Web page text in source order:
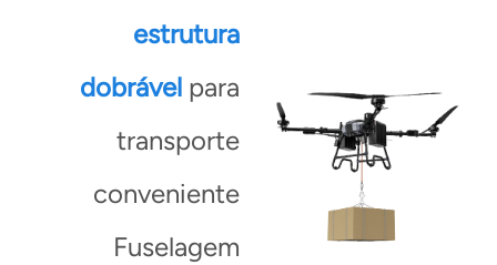
estrutura
dobrável para
transporte
conveniente
Fuselagem